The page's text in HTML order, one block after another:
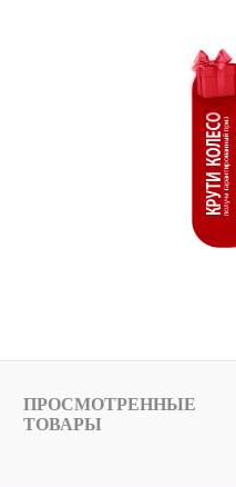
ПРОСМОТРЕННЫЕ
ТОВАРЫ